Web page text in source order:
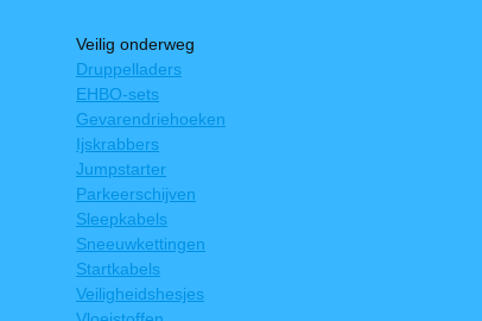
Veilig onderweg
Druppelladers
EHBO-sets
Gevarendriehoeken
Ijskrabbers
Jumpstarter
Parkeerschijven
Sleepkabels
Sneeuwkettingen
Startkabels
Veiligheidshesjes